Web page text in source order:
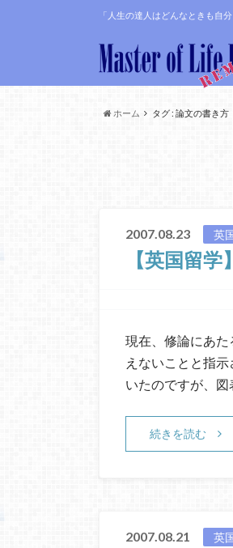
「人生の達人はどんなときも自
ホーム タグ : 論文の書き方
2007.08.23 英
【英国留
現在、修論にあ
えないことと指
いたのですが、
続きを読む
2007.08.21 英